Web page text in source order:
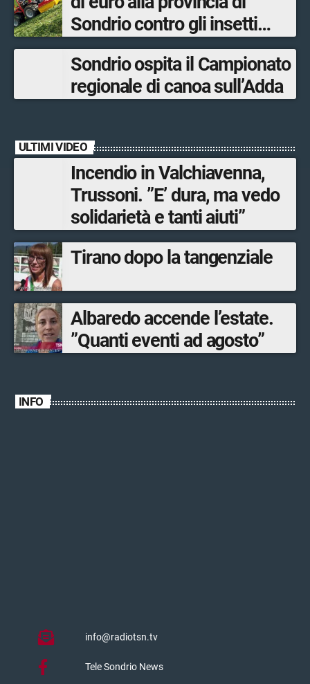
Sondrio contro gli insetti
nocivi
Sondrio ospita il Campionato
regionale di canoa sull’Adda
ULTIMI VIDEO
Incendio in Valchiavenna,
Trussoni. ”E’ dura, ma vedo
solidarietà e tanti aiuti”
Tirano dopo la tangenziale
Albaredo accende l’estate.
”Quanti eventi ad agosto”
INFO
info@radiotsn.tv
Tele Sondrio News